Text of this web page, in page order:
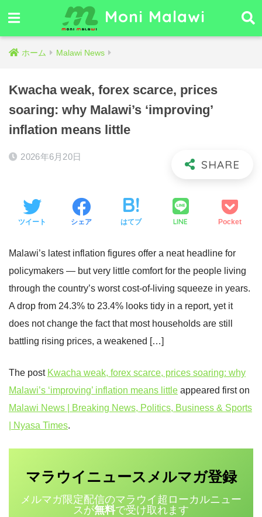
Moni Malawi
ホーム Malawi News
Kwacha weak, forex scarce, prices
soaring: why Malawi’s ‘improving’
inflation means little
2026年6月20日
ツイート シェア はてブ LINE Pocket
Malawi’s latest inflation figures offer a neat headline for
policymakers — but very little comfort for the people living
through the country’s worst cost‑of‑living squeeze in years.
A drop from 24.3% to 23.4% looks tidy in a report, yet it
does not change the fact that most households are still
battling rising prices, a weakened […]
The post Kwacha weak, forex scarce, prices soaring: why
Malawi’s ‘improving’ inflation means little appeared first on
Malawi News | Breaking News, Politics, Business & Sports
| Nyasa Times.
マラウイニュース メルマガ登録
メルマガ限定配信のマラウイ超ローカルニュー
スが無料で受け取れます